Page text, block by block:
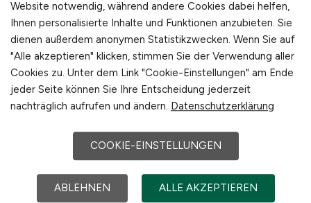
mitbringen und wie diese mit den eigenen
Fähigkeiten übereinstimmen. Dies erleichtert
die Entscheidung für konkrete Karrierewege
erheblich und ermöglicht eine strategische
Ausrichtung der eigenen beruflichen
Entwicklung.
Besonders im Underwriting ist es wichtig, ein
Verständnis dafür zu haben, wie sich
Marktbedingungen verändern und welche
Fähigkeiten in Zukunft noch stärker gefragt sein
Website notwendig, während andere Cookies dabei helfen,
Ihnen personalisierte Inhalte und Funktionen anzubieten. Sie
dienen außerdem anonymen Statistikzwecken. Wenn Sie auf
"Alle akzeptieren" klicken, stimmen Sie der Verwendung aller
Cookies zu. Unter dem Link "Cookie-Einstellungen" am Ende
jeder Seite können Sie Ihre Entscheidung jederzeit
nachträglich aufrufen und ändern. Datenschutzerklärung
COOKIE-EINSTELLUNGEN
ABLEHNEN ALLE AKZEPTIEREN